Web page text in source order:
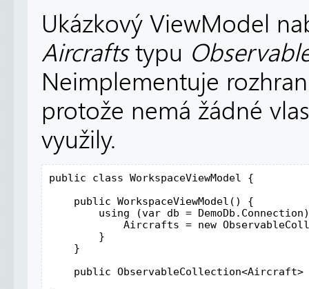
Ukázkový ViewModel
Aircraftstypu
Neimplementuje
protože nemá žádné
využily.
public class WorkspaceViewModel {
    public WorkspaceViewModel() {
using (var db =
Aircrafts = new
        }
    }
public